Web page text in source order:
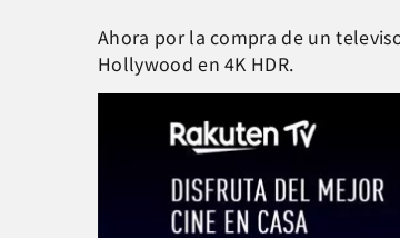
Ahora por la compra de un
Hollywood en 4K HDR.